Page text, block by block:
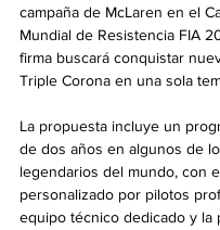
campaña de McLaren en el
Mundial de Resistencia FIA
firma buscará conquistar
Triple Corona en una sola
La propuesta incluye un
de dos años en algunos de
legendarios del mundo, con
personalizado por pilotos
equipo técnico dedicado y la